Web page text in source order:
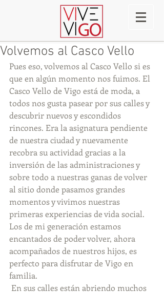
Volvemos al Casco Vello
Pues eso, volvemos al Casco Vello si es
que en algún momento nos fuimos. El
Casco Vello de Vigo está de moda, a
todos nos gusta pasear por sus calles y
descubrir nuevos y escondidos
rincones. Era la asignatura pendiente
de nuestra ciudad y nuevamente
recobra su actividad gracias a la
inversión de las administraciones y
sobre todo a nuestras ganas de volver
al sitio donde pasamos grandes
momentos y vivimos nuestras
primeras experiencias de vida social.
Los de mi generación estamos
encantados de poder volver, ahora
acompañados de nuestros hijos, es
perfecto para disfrutar de Vigo en
familia.